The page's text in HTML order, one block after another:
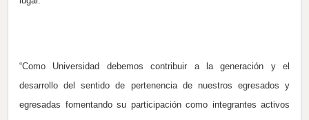
“Como Universidad debemos contribuir a la generación y el
desarrollo del sentido de pertenencia de nuestros egresados y
egresadas fomentando su participación como integrantes activos